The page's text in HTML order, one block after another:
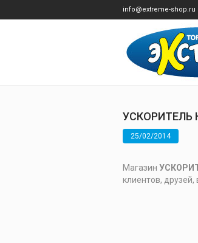
info@extreme-shop.ru
УСКОРИТЕЛЬ
25/02/2014
Магазин
клиентов,